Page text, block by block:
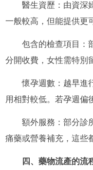
醫生資歷：由資深
一般較高，但能提供更
包含的檢查項目：
分開收費，女性需特別
懷孕週數：越早進
用相對較低。若孕週偏
額外服務：部分診
痛藥或營養補充，這些
四、藥物流產的流